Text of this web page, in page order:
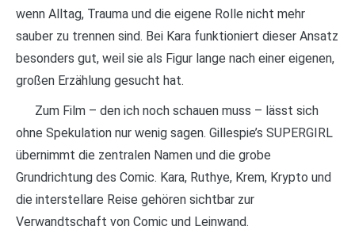
wenn Alltag, Trauma und die eigene Rolle nicht mehr
sauber zu trennen sind. Bei Kara funktioniert dieser Ansatz
besonders gut, weil sie als Figur lange nach einer eigenen,
großen Erzählung gesucht hat.
Zum Film – den ich noch schauen muss – lässt sich
ohne Spekulation nur wenig sagen. Gillespie’s SUPERGIRL
übernimmt die zentralen Namen und die grobe
Grundrichtung des Comic. Kara, Ruthye, Krem, Krypto und
die interstellare Reise gehören sichtbar zur
Verwandtschaft von Comic und Leinwand.